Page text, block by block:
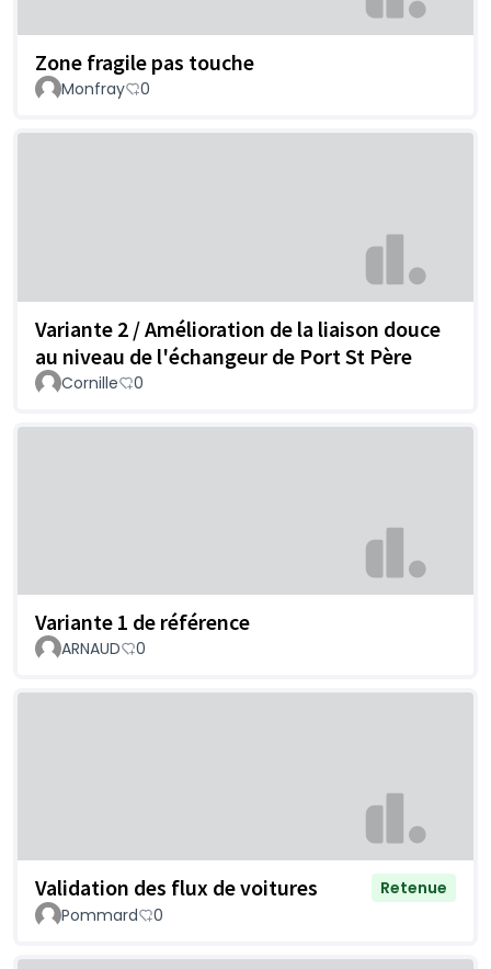
Zone fragile pas touche
Monfray 0
Variante 2 / Amélioration de la liaison douce
au niveau de l'échangeur de Port St Père
Cornille 0
Variante 1 de référence
ARNAUD 0
Validation des flux de voitures
Retenue
Pommard
0